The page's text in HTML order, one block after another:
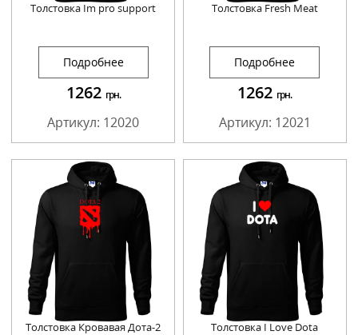
Толстовка Im pro support
Подробнее
1262 грн.
Артикул: 12020
Толстовка Fresh Meat
Подробнее
1262 грн.
Артикул: 12021
Толстовка Кровавая Дота-2 Толстовка I Love Dota